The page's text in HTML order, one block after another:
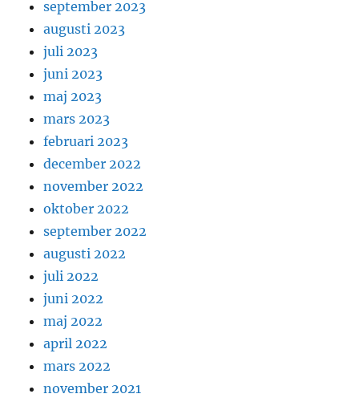
september 2023
augusti 2023
juli 2023
juni 2023
maj 2023
mars 2023
februari 2023
december 2022
november 2022
oktober 2022
september 2022
augusti 2022
juli 2022
juni 2022
maj 2022
april 2022
mars 2022
november 2021